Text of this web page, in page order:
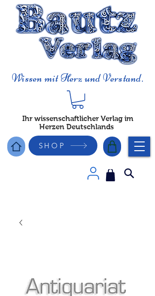
Wissen mit Herz und Verstand.
Ihr wissenschaftlicher Verlag im
Herzen Deutschlands
SHOP